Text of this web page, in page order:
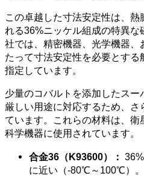
この卓越した寸法安定性は、
れる36%ニッケル組成の特異な
社では、精密機器、光学機器
たって寸法安定性を必要とす
指定しています。
少量のコバルトを添加したス
厳しい用途に対応するため、
ています。これらの材料は、衛
科学機器に使用されています。
合金36（K93600）：
に近い（-80℃～100℃）。